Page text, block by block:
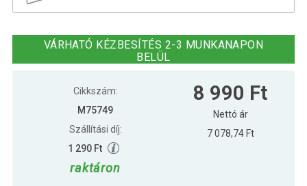
cm barna
cm fekete
8 990 Ft
VÁRHATÓ KÉZBESÍTÉS 2-3 MUNKANAPON
BELÜL
Cikkszám:
M75749
Szállítási díj:
1 290 Ft
raktáron
8 990 Ft
Nettó ár
7 078,74 Ft